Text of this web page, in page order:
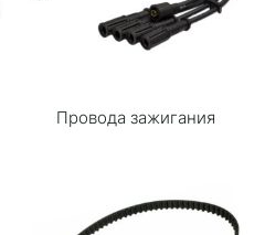
Провода зажигания